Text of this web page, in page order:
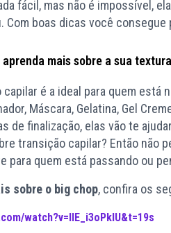
fácil, mas não é impossível,
Com boas dicas você consegue
mais sobre a sua
capilar é a ideal para quem
Máscara, Gelatina, Gel
de finalização, elas vão te
transição capilar? Então não
para quem está passando ou
sobre o big chop, confira os
watch?v=lIE_i3oPklU&t=19s